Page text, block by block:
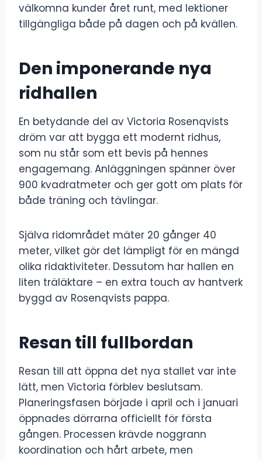
välkomna kunder året runt, med lektioner
tillgängliga både på dagen och på kvällen.
Den imponerande nya
ridhallen
En betydande del av Victoria Rosenqvists
dröm var att bygga ett modernt ridhus,
som nu står som ett bevis på hennes
engagemang. Anläggningen spänner över
900 kvadratmeter och ger gott om plats för
både träning och tävlingar.
Själva ridområdet mäter 20 gånger 40
meter, vilket gör det lämpligt för en mängd
olika ridaktiviteter. Dessutom har hallen en
liten träläktare – en extra touch av hantverk
byggd av Rosenqvists pappa.
Resan till fullbordan
Resan till att öppna det nya stallet var inte
lätt, men Victoria förblev beslutsam.
Planeringsfasen började i april och i januari
öppnades dörrarna officiellt för första
gången. Processen krävde noggrann
koordination och hårt arbete, men